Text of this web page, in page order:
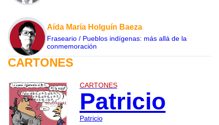
Aída María Holguín Baeza
Fraseario / Pueblos indígenas: más allá de la
conmemoración
CARTONES
CARTONES
Patricio
Patricio